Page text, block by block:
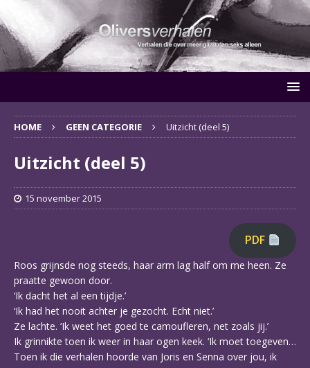
HOME GEEN CATEGORIE Uitzicht (deel 5)
Uitzicht (deel 5)
15 november 2015
PDF
Roos grijnsde nog steeds, haar arm lag half om me heen. Ze
praatte gewoon door.
‘Ik dacht het al een tijdje.’
‘Ik had het nooit achter je gezocht. Echt niet.’
Ze lachte. ‘Ik weet het goed te camoufleren, net zoals jij.’
Ik grinnikte toen ik weer in haar ogen keek. ‘Ik moet toegeven…
Toen ik die verhalen hoorde van Joris en Senna over jou, ik